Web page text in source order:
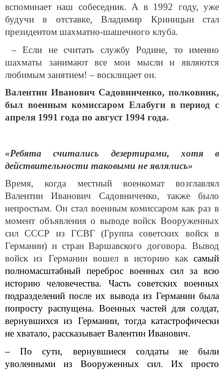
вспоминает наш собеседник. А в 1992 году, уже
будучи в отставке, Владимир Криницын стал
президентом шахматно-шашечного клуба.
– Если не считать службу Родине, то именно
шахматы занимают все мои мысли и являются
любимым занятием! – восклицает он.
Валентин Иванович Садовниченко, полковник,
был военным комиссаром Елабуги в период с
апреля 1991 года по август 1994 года.
«Ребята считались дезертирами, хотя в
действительности таковыми не являлись»
Время, когда местный военкомат возглавлял
Валентин Иванович Садовниченко, также было
непростым. Он стал военным комиссаром как раз в
момент объявления о выводе войск Вооруженных
сил СССР из ГСВГ (Группа советских войск в
Германии) и стран Варшавского договора. Вывод
войск из Германии вошел в историю как самый
полномасштабный переброс военных сил за всю
историю человечества. Часть советских военных
подразделений после их вывода из Германии была
попросту распущена. Военных частей для солдат,
вернувшихся из Германии, тогда катастрофически
не хватало, рассказывает Валентин Иванович.
– По сути, вернувшиеся солдаты не были
уволенными из Вооруженных сил. Их просто